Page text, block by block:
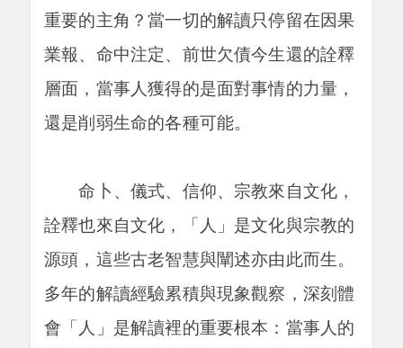
重要的主角？當一切的解讀只停留在因果
業報、命中注定、前世欠債今生還的詮釋
層面，當事人獲得的是面對事情的力量，
還是削弱生命的各種可能。
命卜、儀式、信仰、宗教來自文化，
詮釋也來自文化，「人」是文化與宗教的
源頭，這些古老智慧與闡述亦由此而生。
多年的解讀經驗累積與現象觀察，深刻體
會「人」是解讀裡的重要根本：當事人的